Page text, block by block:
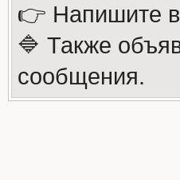
👉 Напишите
🔷 Также
сообщения.